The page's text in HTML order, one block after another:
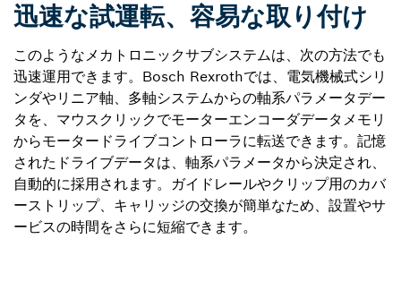
迅速な試運転、容易な取り付け
このようなメカトロニックサブシステムは、次の方法でも
迅速運用できます。Bosch Rexrothでは、電気機械式シリ
ンダやリニア軸、多軸システムからの軸系パラメータデー
タを、マウスクリックでモーターエンコーダデータメモリ
からモータードライブコントローラに転送できます。記憶
されたドライブデータは、軸系パラメータから決定され、
自動的に採用されます。ガイドレールやクリップ用のカバ
ーストリップ、キャリッジの交換が簡単なため、設置やサ
ービスの時間をさらに短縮できます。